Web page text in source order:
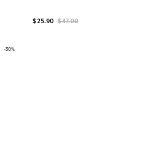
$ 25.90 $ 37.00
-30%